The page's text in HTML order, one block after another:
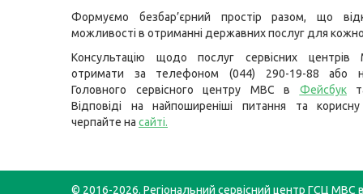
Формуємо безбар’єрний простір разом, що
можливості в отриманні державних послуг для
Консультацію щодо послуг сервісних
отримати за телефоном (044) 290-19-88 або
Головного сервісного центру МВС в Фейсбук
Відповіді на найпоширеніші питання та
черпайте на сайті.
© 2016-2026. Регіональний сервісний центр ГСЦ МВС